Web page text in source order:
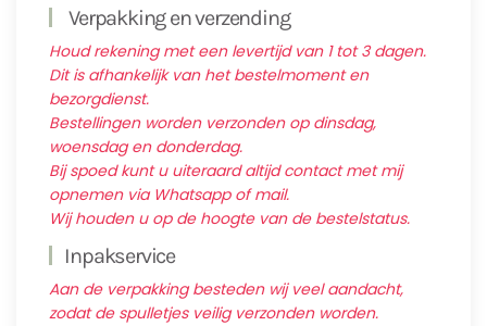
Verpakking en verzending
Houd rekening met een levertijd van 1 tot 3 dagen.
Dit is afhankelijk van het bestelmoment en
bezorgdienst.
Bestellingen worden verzonden op dinsdag,
woensdag en donderdag.
Bij spoed kunt u uiteraard altijd contact met mij
opnemen via Whatsapp of mail.
Wij houden u op de hoogte van de bestelstatus.
Inpakservice
Aan de verpakking besteden wij veel aandacht,
zodat de spulletjes veilig verzonden worden.